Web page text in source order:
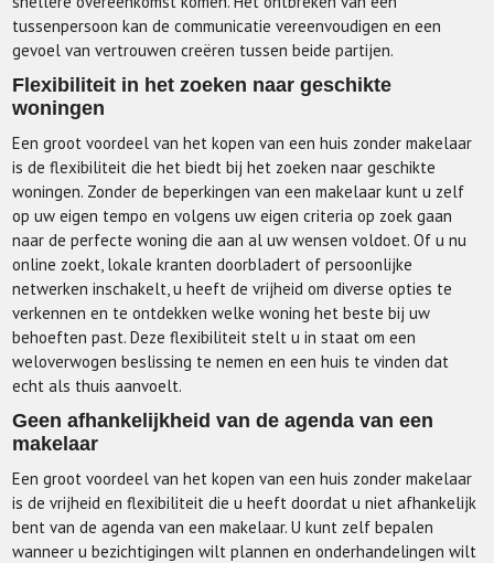
tussenpersoon kan de communicatie vereenvoudigen en een
gevoel van vertrouwen creëren tussen beide partijen.
Flexibiliteit in het zoeken naar geschikte
woningen
Een groot voordeel van het kopen van een huis zonder makelaar
is de flexibiliteit die het biedt bij het zoeken naar geschikte
woningen. Zonder de beperkingen van een makelaar kunt u zelf
op uw eigen tempo en volgens uw eigen criteria op zoek gaan
naar de perfecte woning die aan al uw wensen voldoet. Of u nu
online zoekt, lokale kranten doorbladert of persoonlijke
netwerken inschakelt, u heeft de vrijheid om diverse opties te
verkennen en te ontdekken welke woning het beste bij uw
behoeften past. Deze flexibiliteit stelt u in staat om een
weloverwogen beslissing te nemen en een huis te vinden dat
echt als thuis aanvoelt.
Geen afhankelijkheid van de agenda van een
makelaar
Een groot voordeel van het kopen van een huis zonder makelaar
is de vrijheid en flexibiliteit die u heeft doordat u niet afhankelijk
bent van de agenda van een makelaar. U kunt zelf bepalen
wanneer u bezichtigingen wilt plannen en onderhandelingen wilt